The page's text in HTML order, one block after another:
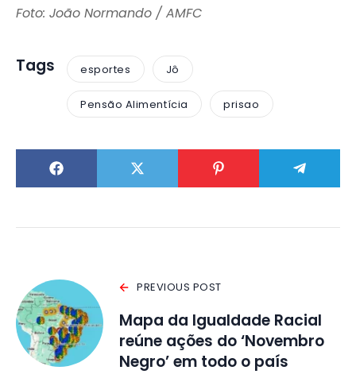
Foto: João Normando / AMFC
Tags esportes Jô
Pensão Alimentícia prisao
PREVIOUS POST
Mapa da Igualdade Racial
reúne ações do ‘Novembro
Negro’ em todo o país